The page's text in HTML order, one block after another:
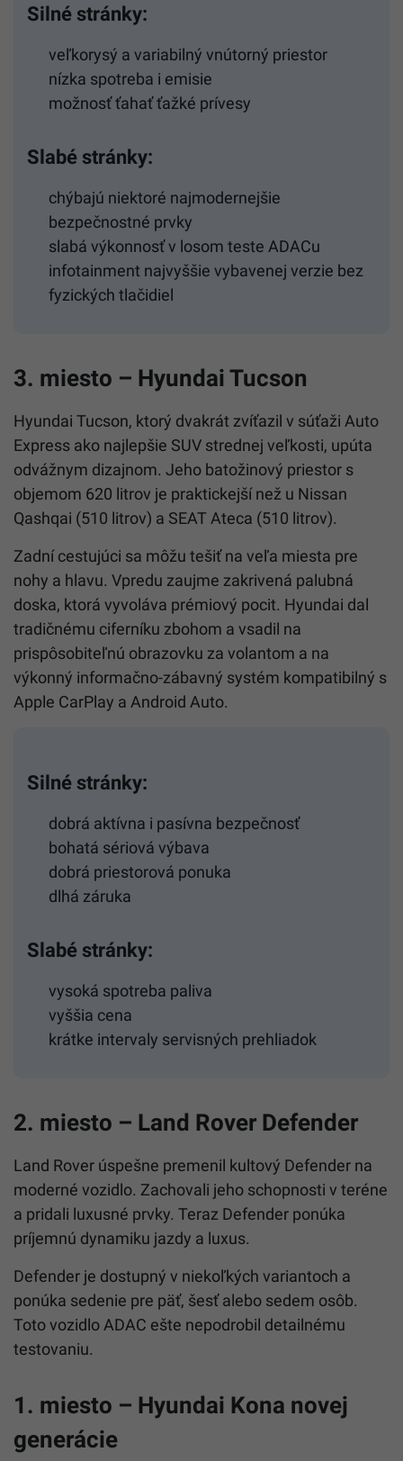
Silné stránky:
veľkorysý a variabilný vnútorný priestor
nízka spotreba i emisie
možnosť ťahať ťažké prívesy
Slabé stránky:
chýbajú niektoré najmodernejšie
bezpečnostné prvky
slabá výkonnosť v losom teste ADACu
infotainment najvyššie vybavenej verzie bez
fyzických tlačidiel
3. miesto – Hyundai Tucson
Hyundai Tucson, ktorý dvakrát zvíťazil v súťaži Auto
Express ako najlepšie SUV strednej veľkosti, upúta
odvážnym dizajnom. Jeho batožinový priestor s
objemom 620 litrov je praktickejší než u Nissan
Qashqai (510 litrov) a SEAT Ateca (510 litrov).
Zadní cestujúci sa môžu tešiť na veľa miesta pre
nohy a hlavu. Vpredu zaujme zakrivená palubná
doska, ktorá vyvoláva prémiový pocit. Hyundai dal
tradičnému ciferníku zbohom a vsadil na
prispôsobiteľnú obrazovku za volantom a na
výkonný informačno-zábavný systém kompatibilný s
Apple CarPlay a Android Auto.
Silné stránky:
dobrá aktívna i pasívna bezpečnosť
bohatá sériová výbava
dobrá priestorová ponuka
dlhá záruka
Slabé stránky:
vysoká spotreba paliva
vyššia cena
krátke intervaly servisných prehliadok
2. miesto – Land Rover Defender
Land Rover úspešne premenil kultový Defender na
moderné vozidlo. Zachovali jeho schopnosti v teréne
a pridali luxusné prvky. Teraz Defender ponúka
príjemnú dynamiku jazdy a luxus.
Defender je dostupný v niekoľkých variantoch a
ponúka sedenie pre päť, šesť alebo sedem osôb.
Toto vozidlo ADAC ešte nepodrobil detailnému
testovaniu.
1. miesto – Hyundai Kona novej
generácie